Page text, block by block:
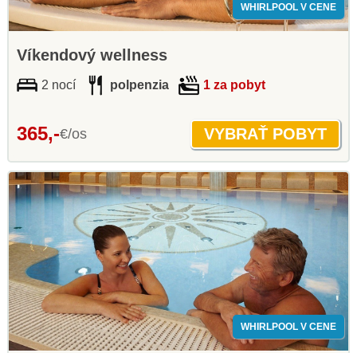
WHIRLPOOL V CENE
Víkendový wellness
2 nocí polpenzia 1 za pobyt
365,-€/os
WHIRLPOOL V CENE